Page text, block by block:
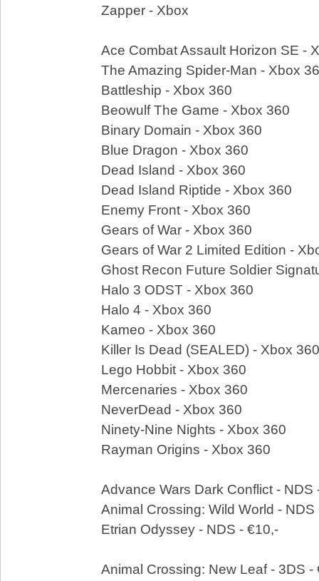
Zapper - Xbox
Ace Combat Assault Horizon SE -
The Amazing Spider-Man - Xbox
Battleship - Xbox 360
Beowulf The Game - Xbox 360
Binary Domain - Xbox 360
Blue Dragon - Xbox 360
Dead Island - Xbox 360
Dead Island Riptide - Xbox 360
Enemy Front - Xbox 360
Gears of War - Xbox 360
Gears of War 2 Limited Edition -
Ghost Recon Future Soldier
Halo 3 ODST - Xbox 360
Halo 4 - Xbox 360
Kameo - Xbox 360
Killer Is Dead (SEALED) - Xbox 360
Lego Hobbit - Xbox 360
Mercenaries - Xbox 360
NeverDead - Xbox 360
Ninety-Nine Nights - Xbox 360
Rayman Origins - Xbox 360
Advance Wars Dark Conflict - NDS
Animal Crossing: Wild World - NDS
Etrian Odyssey - NDS - €10,-
Animal Crossing: New Leaf - 3DS -